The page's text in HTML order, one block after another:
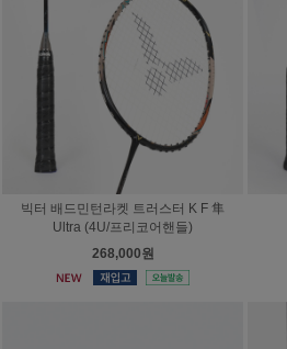
빅터 배드민턴라켓 트러스터 K F 隼
Ultra (4U/프리코어핸들)
268,000원